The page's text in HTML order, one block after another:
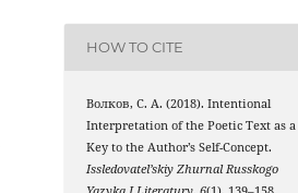
HOW TO CITE
Волков, С. А. (2018). Intentional
Interpretation of the Poetic Text as a
Key to the Author’s Self-Concept.
Issledovatel’skiy Zhurnal Russkogo